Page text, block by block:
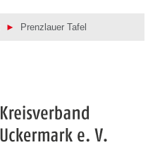
Prenzlauer Tafel